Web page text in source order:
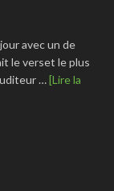
avec un de
le verset le plus
…[Lire la